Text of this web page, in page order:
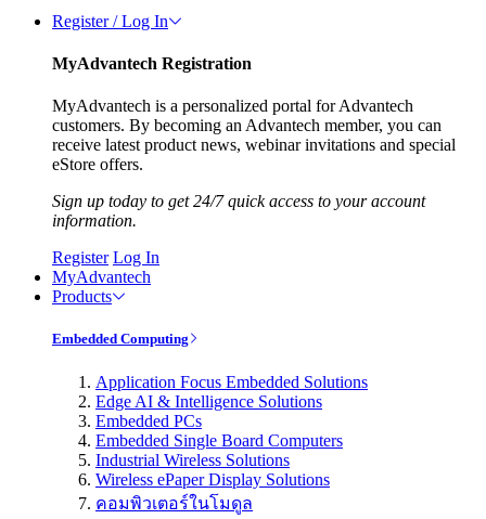
Register / Log In
MyAdvantech Registration
MyAdvantech is a personalized portal for Advantech
customers. By becoming an Advantech member, you can
receive latest product news, webinar invitations and special
eStore offers.
Sign up today to get 24/7 quick access to your account
information.
Register Log In
MyAdvantech
Products
Embedded Computing
Application Focus Embedded Solutions
Edge AI & Intelligence Solutions
Embedded PCs
Embedded Single Board Computers
Industrial Wireless Solutions
Wireless ePaper Display Solutions
คอมพิวเตอร์ในโมดูล